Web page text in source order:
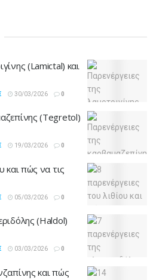
(Lamictal) και
30/03/2026 0
(Tegretol)
19/03/2026 0
και πώς να τις
05/03/2026 0
(Haldol)
03/03/2026 0
και πώς